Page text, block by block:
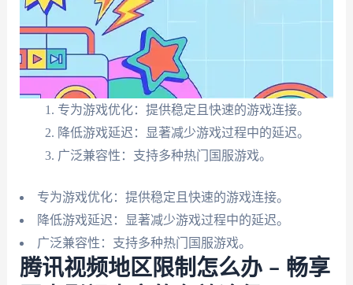
专为游戏优化：提供稳定且快速的游戏连接。
降低游戏延迟：显著减少游戏过程中的延迟。
广泛兼容性：支持多种热门国服游戏。
专为游戏优化：提供稳定且快速的游戏连接。
降低游戏延迟：显著减少游戏过程中的延迟。
广泛兼容性：支持多种热门国服游戏。
腾讯视频地区限制怎么办 – 畅享